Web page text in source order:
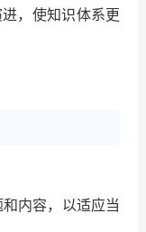
，使知识体系更
内容，以适应当